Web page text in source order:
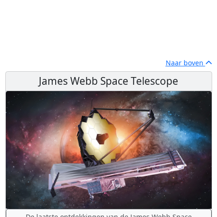
Naar boven
James Webb Space Telescope